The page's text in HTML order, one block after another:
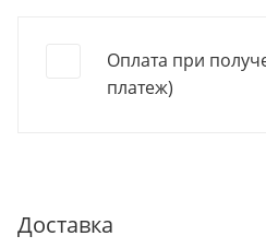
Оплата при
платеж)
Доставка